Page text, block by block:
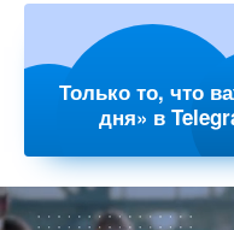
Только то, что
дня» в